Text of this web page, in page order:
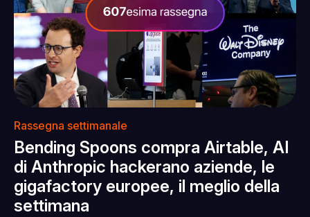
Rassegna settimanale
Bending Spoons compra Airtable, AI
di Anthropic hackerano aziende, le
gigafactory europee, il meglio della
settimana